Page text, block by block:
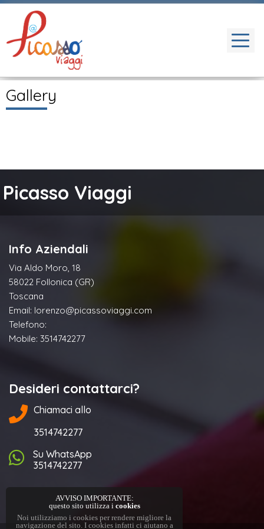
Gallery
Picasso Viaggi
Info Aziendali
Via Aldo Moro, 18
58022 Follonica (GR)
Toscana
Email: lorenzo@picassoviaggi.com
Telefono:
Mobile: 3514742277
Desideri contattarci?
Chiamaci allo
3514742277
Su WhatsApp
3514742277
AVVISO IMPORTANTE:
questo sito utilizza i cookies
Noi utilizziamo i cookies per rendere migliore la
navigazione del sito. I cookies infatti ci aiutano a